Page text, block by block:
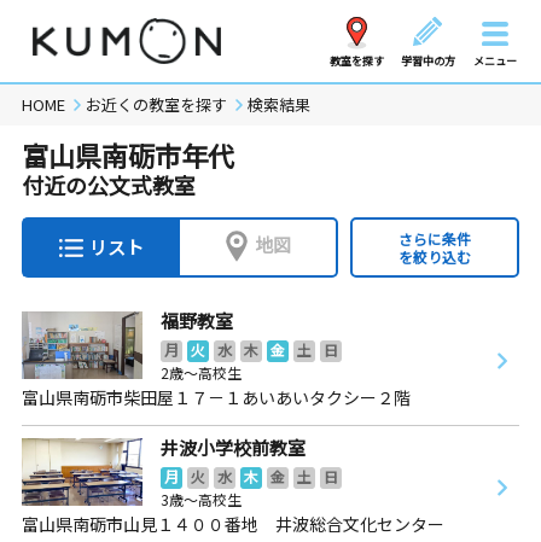
教室を探す 学習中の方 メニュー
HOME お近くの教室を探す 検索結果
富山県南砺市年代
付近の公文式教室
リスト 地図
さらに条件
を絞り込む
福野教室
月 火 水 木 金 土
日
2歳～高校生
富山県南砺市柴田屋１７－１あいあいタクシー２階
井波小学校前教室
月 火 水 木 金 土
日
3歳～高校生
富山県南砺市山見１４００番地 井波総合文化センター